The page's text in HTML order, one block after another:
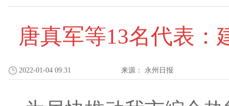
唐真军等13名代表：
2022-01-04 09:31 来源： 永州日报